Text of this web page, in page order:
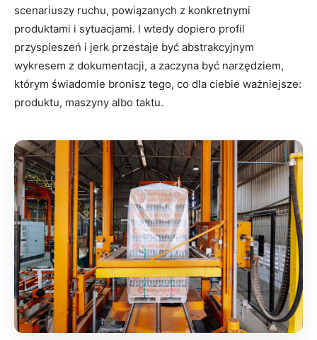
scenariuszy ruchu, powiązanych z konkretnymi
produktami i sytuacjami. I wtedy dopiero profil
przyspieszeń i jerk przestaje być abstrakcyjnym
wykresem z dokumentacji, a zaczyna być narzędziem,
którym świadomie bronisz tego, co dla ciebie ważniejsze:
produktu, maszyny albo taktu.